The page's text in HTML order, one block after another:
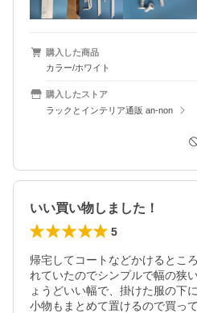
購入した商品
カラー/ホワイト
購入したストア
ラックとインテリア通販 an-non
いい買い物しました！
5
帰宅してコートなどかけるとこ
れていたのでシンプルで幅の狭
ょうどいい幅で、掛けた服の下
小物もまとめて置けるので買っ